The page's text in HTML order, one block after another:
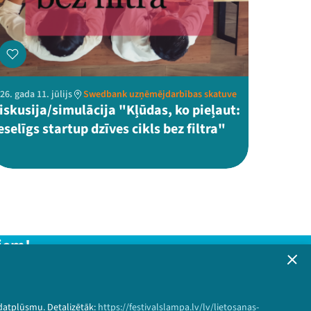
Detalizētāk: https://festivalslampa.lv/lv/lietosanas-
gada 11. jūlijs Swedbank uzņēmējdarbības skatuve
simulācija "Kļūdas, ko pieļaut:
startup dzīves cikls bez filtra"